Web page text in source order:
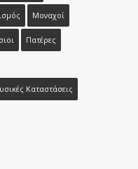
Μοναχοί
Πατέρες
Καταστάσεις